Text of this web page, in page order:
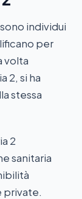
individui
per
volta
2, si ha
stessa
2
sanitaria
private.